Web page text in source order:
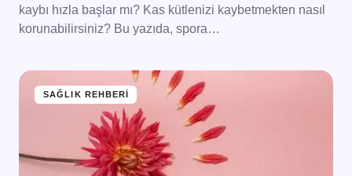
kaybı hızla başlar mı? Kas kütlenizi kaybetmekten nasıl
korunabilirsiniz? Bu yazıda, spora…
SAĞLIK REHBERI